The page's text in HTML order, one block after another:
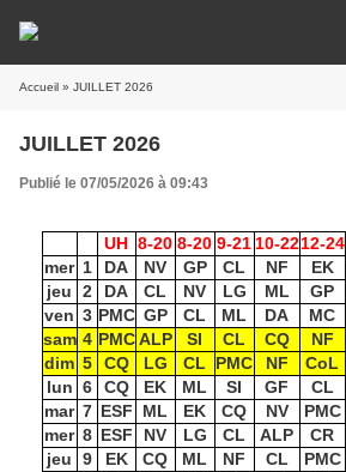
Accueil » JUILLET 2026
JUILLET 2026
Publié le 07/05/2026 à 09:43
UH 8-20 8-20 9-21 10-2212-24
mer 1 DA NV GP CL NF EK
jeu
2 DA CL NV LG ML GP
ven 3 PMC GP CL ML DA MC
sam 4 PMC ALP SI CL CQ NF
dim 5 CQ LG CL PMC NF CoL
lun 6 CQ EK ML SI GF CL
mar 7 ESF ML EK CQ NV PMC
mer 8 ESF NV LG CL ALP CR
jeu
9 EK CQ ML NF CL PMC